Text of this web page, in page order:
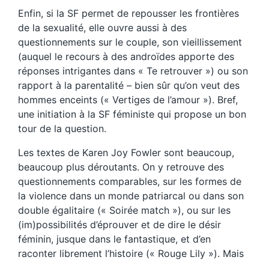
Enfin, si la SF permet de repousser les frontières
de la sexualité, elle ouvre aussi à des
questionnements sur le couple, son vieillissement
(auquel le recours à des androïdes apporte des
réponses intrigantes dans « Te retrouver ») ou son
rapport à la parentalité – bien sûr qu’on veut des
hommes enceints (« Vertiges de l’amour »). Bref,
une initiation à la SF féministe qui propose un bon
tour de la question.
Les textes de Karen Joy Fowler sont beaucoup,
beaucoup plus déroutants. On y retrouve des
questionnements comparables, sur les formes de
la violence dans un monde patriarcal ou dans son
double égalitaire (« Soirée match »), ou sur les
(im)possibilités d’éprouver et de dire le désir
féminin, jusque dans le fantastique, et d’en
raconter librement l’histoire (« Rouge Lily »). Mais